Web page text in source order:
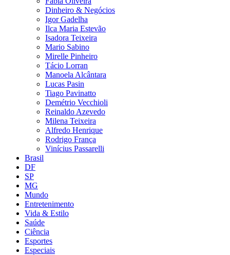
Dinheiro & Negócios
Igor Gadelha
Ilca Maria Estevão
Isadora Teixeira
Mario Sabino
Mirelle Pinheiro
Tácio Lorran
Manoela Alcântara
Lucas Pasin
Tiago Pavinatto
Demétrio Vecchioli
Reinaldo Azevedo
Milena Teixeira
Alfredo Henrique
Rodrigo França
Vinícius Passarelli
Brasil
DF
SP
MG
Mundo
Entretenimento
Vida & Estilo
Saúde
Ciência
Esportes
Especiais